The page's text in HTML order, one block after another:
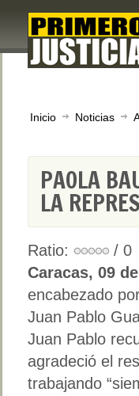
Inicio Noticias
PAOLA
LA
Ratio:
/ 0
Caracas, 09
encabezado
Juan Pablo
Juan Pablo
agradeció el
trabajando